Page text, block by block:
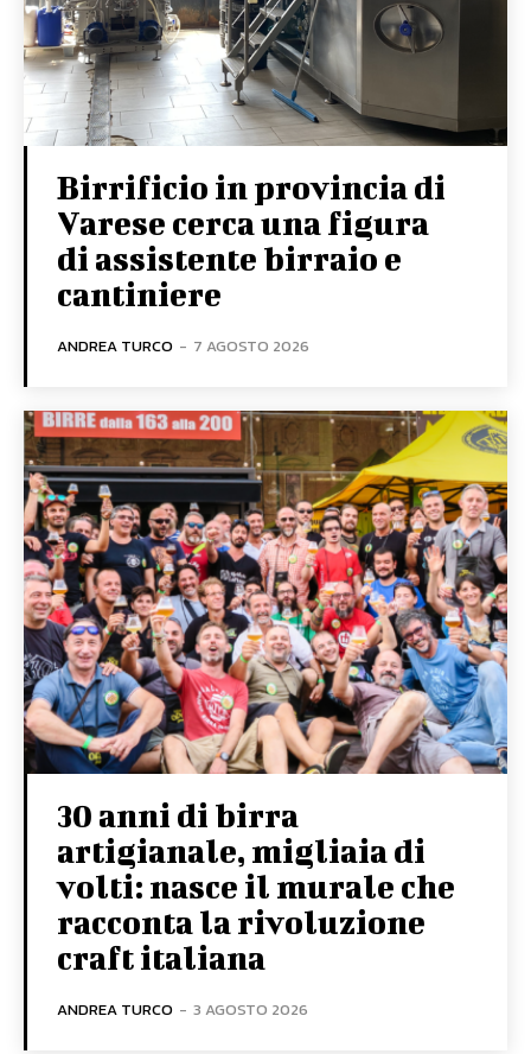
Birrificio in provincia di
Varese cerca una figura
di assistente birraio e
cantiniere
ANDREA TURCO - 7 AGOSTO 2026
30 anni di birra
artigianale, migliaia di
volti: nasce il murale che
racconta la rivoluzione
craft italiana
ANDREA TURCO - 3 AGOSTO 2026